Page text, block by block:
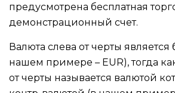
предусмотрена бесплатная
демонстрационный счет.
Валюта слева от черты является
нашем примере – EUR), тогда
от черты называется валютой